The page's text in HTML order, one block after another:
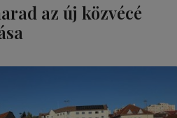
az új közvécé